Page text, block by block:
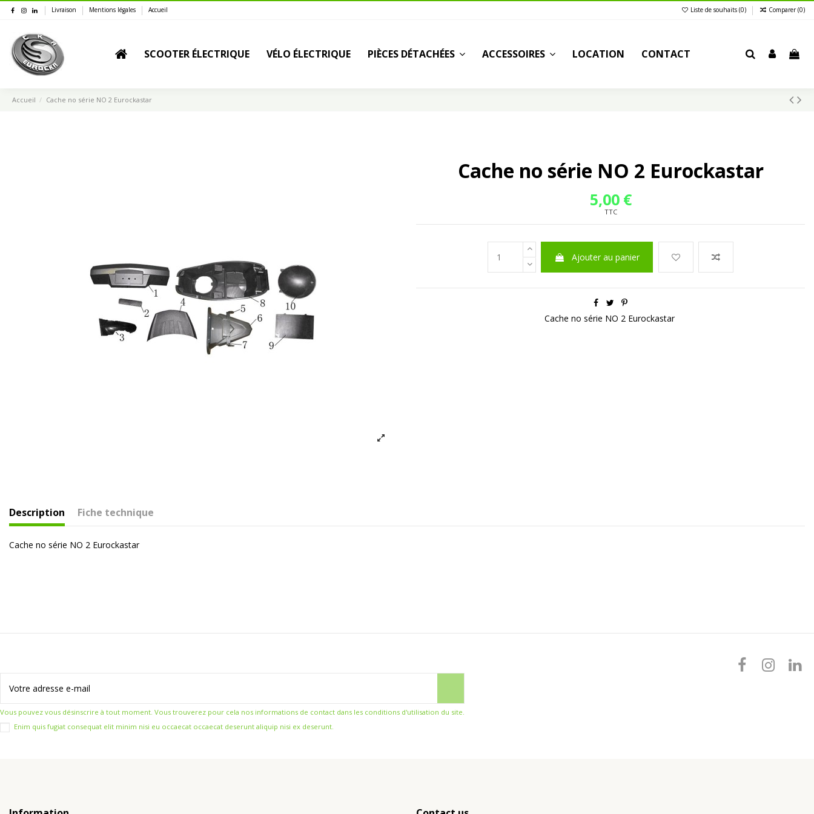
Livraison Mentions légales Accueil Liste de souhaits (0) Comparer (0)
SCOOTER ÉLECTRIQUE VÉLO ÉLECTRIQUE PIÈCES DÉTACHÉES ACCESSOIRES LOCATION CONTACT
Accueil Cache no série NO 2 Eurockastar
Cache no série NO 2 Eurockastar
5,00 €
TTC
Ajouter au panier
Cache no série NO 2 Eurockastar
Description Fiche technique
Cache no série NO 2 Eurockastar
Vous pouvez vous désinscrire à tout moment. Vous trouverez pour cela nos informations de contact dans les conditions d'utilisation du site.
Enim quis fugiat consequat elit minim nisi eu occaecat occaecat deserunt aliquip nisi ex deserunt.